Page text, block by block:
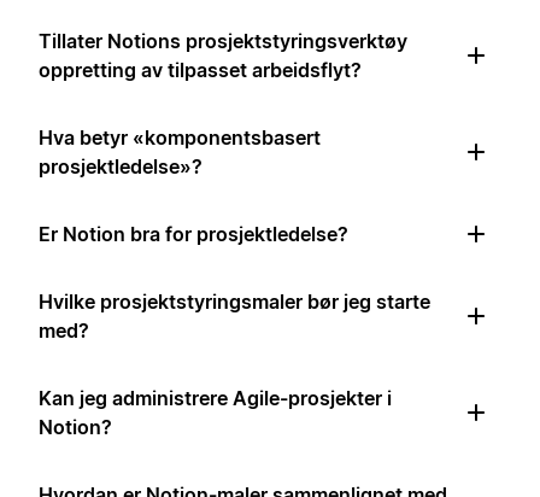
Tillater Notions prosjektstyringsverktøy
oppretting av tilpasset arbeidsflyt?
Hva betyr «komponentsbasert
prosjektledelse»?
Er Notion bra for prosjektledelse?
Hvilke prosjektstyringsmaler bør jeg starte
med?
Kan jeg administrere Agile-prosjekter i
Notion?